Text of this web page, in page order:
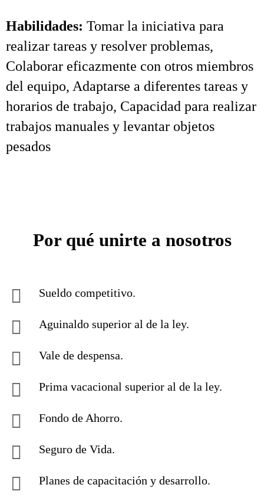
Habilidades: Tomar la iniciativa para
realizar tareas y resolver problemas,
Colaborar eficazmente con otros miembros
del equipo, Adaptarse a diferentes tareas y
horarios de trabajo, Capacidad para realizar
trabajos manuales y levantar objetos
pesados
Por qué unirte a nosotros
Sueldo competitivo.
Aguinaldo superior al de la ley.
Vale de despensa.
Prima vacacional superior al de la ley.
Fondo de Ahorro.
Seguro de Vida.
Planes de capacitación y desarrollo.